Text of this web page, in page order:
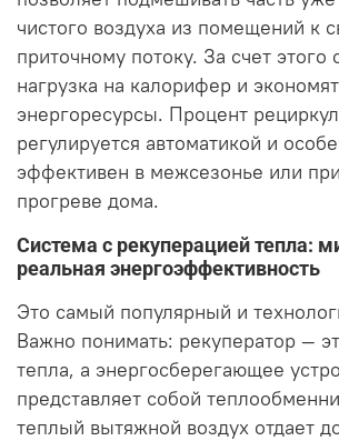
чистого воздуха из помещений к
приточному потоку. За счет этого
нагрузка на калорифер и
энергоресурсы. Процент
регулируется автоматикой и
эффективен в межсезонье или
прогреве дома.
Система с рекуперацией тепла:
реальная энергоэффективность
Это самый популярный и
Важно понимать: рекуператор —
тепла, а энергосберегающее
представляет собой
теплый вытяжной воздух отдает